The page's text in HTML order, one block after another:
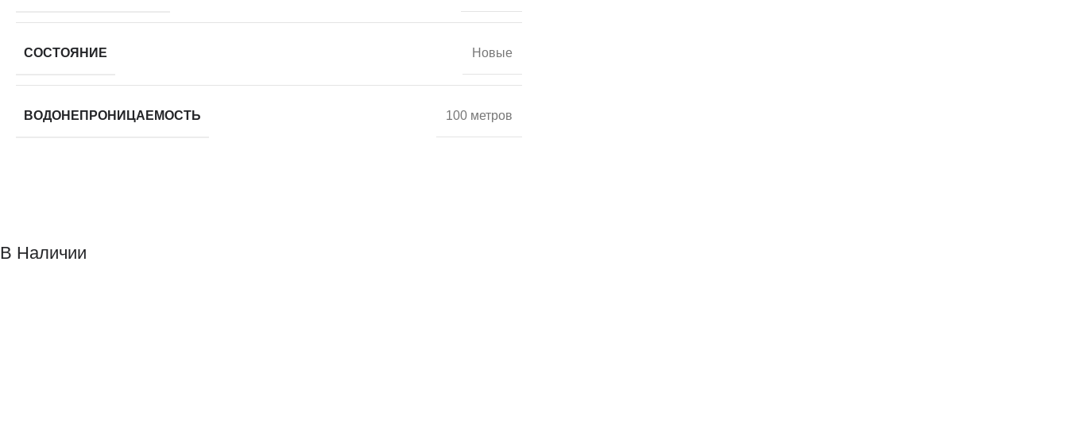
СОСТОЯНИЕ Новые
ВОДОНЕПРОНИЦАЕМОСТЬ 100 метров
В Наличии